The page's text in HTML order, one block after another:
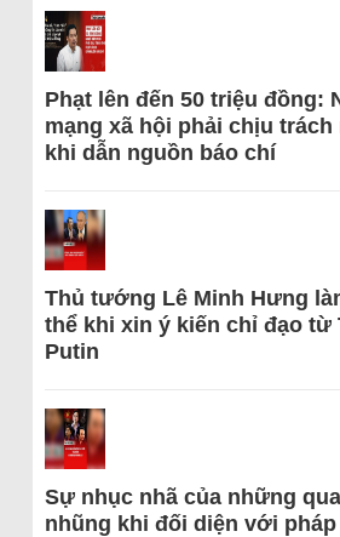
Phạt lên đến 50 triệu đồng:
mạng xã hội phải chịu trách
khi dẫn nguồn báo chí
Thủ tướng Lê Minh Hưng
thể khi xin ý kiến chỉ đạo từ
Putin
Sự nhục nhã của những
nhũng khi đối diện với